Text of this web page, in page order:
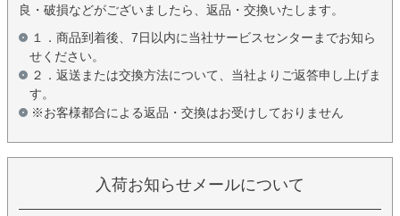
良・破損などがございましたら、返品・交換いたします。
１．商品到着後、7日以内に当社サービスセンターまでお知ら
せください。
２．返送または交換方法について、当社よりご返答申し上げま
す。
※お客様都合による返品・交換はお受けしておりません
入荷お知らせメールについて